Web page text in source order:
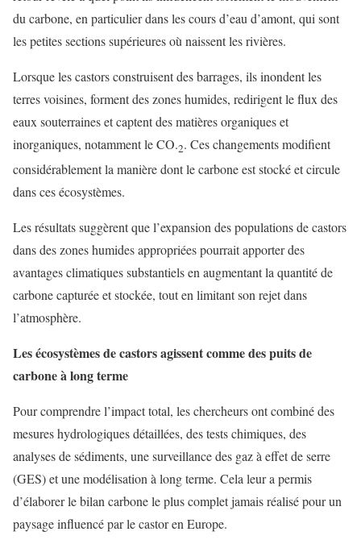
du carbone, en particulier dans les cours d’eau d’amont, qui sont
les petites sections supérieures où naissent les rivières.
Lorsque les castors construisent des barrages, ils inondent les
terres voisines, forment des zones humides, redirigent le flux des
eaux souterraines et captent des matières organiques et
inorganiques, notamment le CO.2. Ces changements modifient
considérablement la manière dont le carbone est stocké et circule
dans ces écosystèmes.
Les résultats suggèrent que l’expansion des populations de castors
dans des zones humides appropriées pourrait apporter des
avantages climatiques substantiels en augmentant la quantité de
carbone capturée et stockée, tout en limitant son rejet dans
l’atmosphère.
Les écosystèmes de castors agissent comme des puits de
carbone à long terme
Pour comprendre l’impact total, les chercheurs ont combiné des
mesures hydrologiques détaillées, des tests chimiques, des
analyses de sédiments, une surveillance des gaz à effet de serre
(GES) et une modélisation à long terme. Cela leur a permis
d’élaborer le bilan carbone le plus complet jamais réalisé pour un
paysage influencé par le castor en Europe.